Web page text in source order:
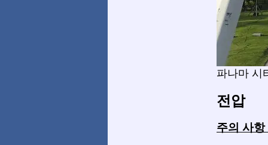
파나마 시
전압
주의 사